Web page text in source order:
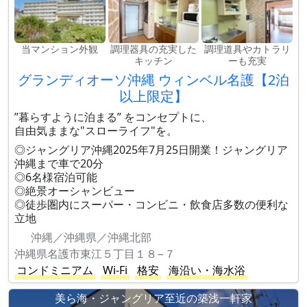
当マンション外観
調理器具の充実した
キッチン
調理道具やカトラリ
ーも充実
グランディオーソ沖縄 ウィンベル名護【2泊
以上限定】
”暮らすように泊まる” をコンセプトに、
自由気ままな"スローライフ"を。
◎ジャングリア沖縄2025年7月25日開業！ジャングリア
沖縄まで車で20分
◎6名様宿泊可能
◎絶景オーシャンビュー
◎徒歩圏内にスーパー・コンビニ・飲食店多数の便利な
立地
沖縄／沖縄県／沖縄北部
沖縄県名護市東江５丁目１８−７
コンドミニアム
Wi-Fi 格安
海沿い・海水浴
美ら海・ジャングリア至近の築浅一軒家